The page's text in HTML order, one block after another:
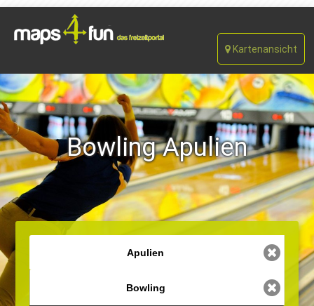
Kartenansicht
Bowling Apulien